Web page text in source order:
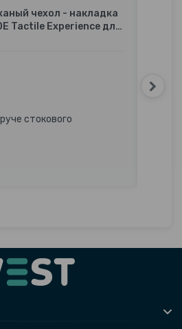
чехол - накладка
Tactile Experience для
стокового